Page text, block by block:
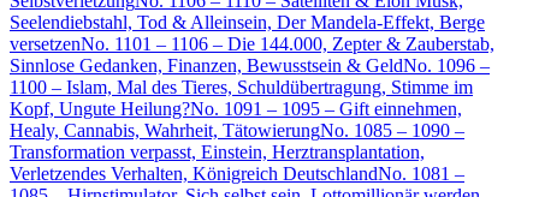
Seelendiebstahl, Tod & Alleinsein, Der Mandela-Effekt, Berge
versetzenNo. 1101 – 1106 – Die 144.000, Zepter & Zauberstab,
Sinnlose Gedanken, Finanzen, Bewusstsein & GeldNo. 1096 –
1100 – Islam, Mal des Tieres, Schuldübertragung, Stimme im
Kopf, Ungute Heilung?No. 1091 – 1095 – Gift einnehmen,
Healy, Cannabis, Wahrheit, TätowierungNo. 1085 – 1090 –
Transformation verpasst, Einstein, Herztransplantation,
Verletzendes Verhalten, Königreich DeutschlandNo. 1081 –